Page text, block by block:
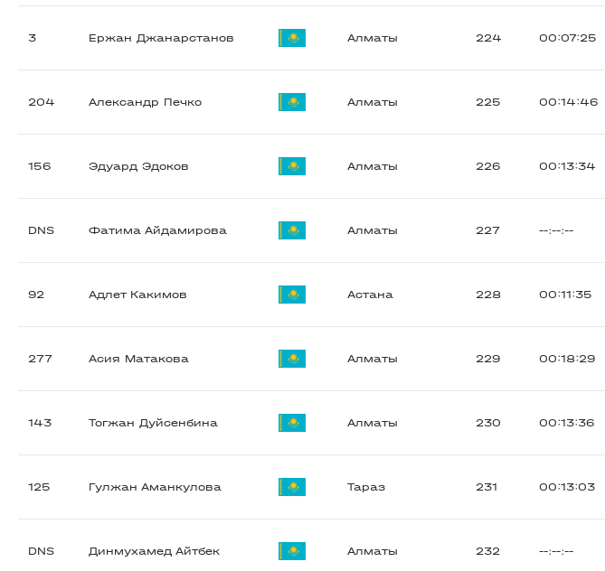
3 Ержан Джанарстанов Алматы 224 00:07:25
204 Александр Печко Алматы 225 00:14:46
156 Эдуард Эдоков Алматы 226 00:13:34
DNS Фатима Айдамирова Алматы 227 --:--:--
92 Адлет Какимов Астана 228 00:11:35
277 Асия Матакова Алматы 229 00:18:29
143 Тогжан Дуйсенбина Алматы 230 00:13:36
125 Гулжан Аманкулова Тараз 231 00:13:03
DNS Динмухамед Айтбек Алматы 232 --:--:--